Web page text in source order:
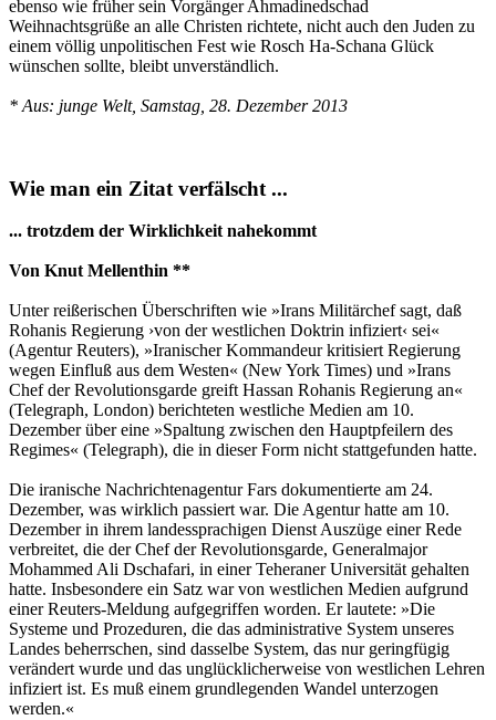
ebenso wie früher sein Vorgänger Ahmadinedschad
Weihnachtsgrüße an alle Christen richtete, nicht auch den Juden zu
einem völlig unpolitischen Fest wie Rosch Ha-Schana Glück
wünschen sollte, bleibt unverständlich.
* Aus: junge Welt, Samstag, 28. Dezember 2013
Wie man ein Zitat verfälscht ...
... trotzdem der Wirklichkeit nahekommt
Von Knut Mellenthin **
Unter reißerischen Überschriften wie »Irans Militärchef sagt, daß
Rohanis Regierung ›von der westlichen Doktrin infiziert‹ sei«
(Agentur Reuters), »Iranischer Kommandeur kritisiert Regierung
wegen Einfluß aus dem Westen« (New York Times) und »Irans
Chef der Revolutionsgarde greift Hassan Rohanis Regierung an«
(Telegraph, London) berichteten westliche Medien am 10.
Dezember über eine »Spaltung zwischen den Hauptpfeilern des
Regimes« (Telegraph), die in dieser Form nicht stattgefunden hatte.
Die iranische Nachrichtenagentur Fars dokumentierte am 24.
Dezember, was wirklich passiert war. Die Agentur hatte am 10.
Dezember in ihrem landessprachigen Dienst Auszüge einer Rede
verbreitet, die der Chef der Revolutionsgarde, Generalmajor
Mohammed Ali Dschafari, in einer Teheraner Universität gehalten
hatte. Insbesondere ein Satz war von westlichen Medien aufgrund
einer Reuters-Meldung aufgegriffen worden. Er lautete: »Die
Systeme und Prozeduren, die das administrative System unseres
Landes beherrschen, sind dasselbe System, das nur geringfügig
verändert wurde und das unglücklicherweise von westlichen Lehren
infiziert ist. Es muß einem grundlegenden Wandel unterzogen
werden.«